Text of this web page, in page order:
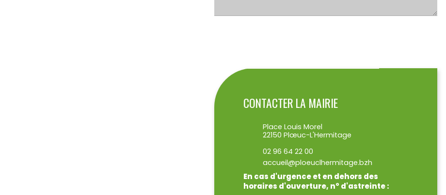
CONTACTER LA MAIRIE
Place Louis Morel
22150 Plœuc-L'Hermitage
02 96 64 22 00
accueil@ploeuclhermitage.bzh
En cas d'urgence et en dehors des
horaires d'ouverture, n° d'astreinte :